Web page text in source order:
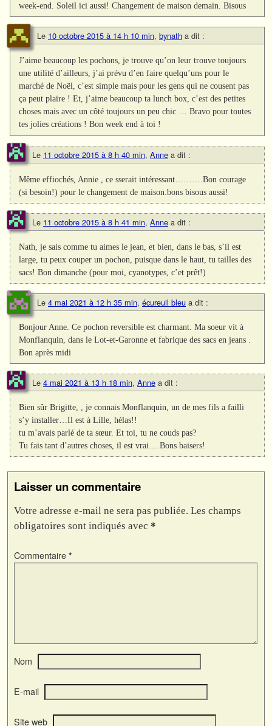
week-end. Soleil ici aussi! Changement de maison demain. Bisous
Le 10 octobre 2015 à 14 h 10 min, bynath a dit :
J’aime beaucoup les pochons, je trouve qu’on leur trouve toujours
une utilité d’ailleurs, j’ai prévu d’en faire quelqu’uns pour le
marché de Noël, c’est simple mais pour les gens qui ne cousent pas
ça peut plaire ! Et, j’aime beaucoup ta lunch box, c’est des petites
choses mais avec un côté toujours un peu chic … Bravo pour toutes
tes jolies créations ! Bon week end à toi !
Le 11 octobre 2015 à 8 h 40 min, Anne a dit :
Même effiochés, Annie , ce sserait intéressant……….Bon courage
(si besoin!) pour le changement de maison.bons bisous aussi!
Le 11 octobre 2015 à 8 h 41 min, Anne a dit :
Nath, je sais comme tu aimes le jean, et bien, dans le bas, s’il est
large, tu peux couper un pochon, puisque dans le haut, tu tailles des
sacs! Bon dimanche (pour moi, cyanotypes, c’et prêt!)
Le 4 mai 2021 à 12 h 35 min, écureuil bleu a dit :
Bonjour Anne. Ce pochon reversible est charmant. Ma soeur vit à
Monflanquin, dans le Lot-et-Garonne et fabrique des sacs en jeans .
Bon après midi
Le 4 mai 2021 à 13 h 18 min, Anne a dit :
Bien sûr Brigitte, , je connais Monflanquin, un de mes fils a failli
s’y installer…Il est à Lille, hélas!!
tu m’avais parlé de ta sœur. Et toi, tu ne couds pas?
Tu fais tant d’autres choses, il est vrai….Bons baisers!
Laisser un commentaire
Votre adresse e-mail ne sera pas publiée. Les champs
obligatoires sont indiqués avec *
Commentaire *
Nom
E-mail
Site web